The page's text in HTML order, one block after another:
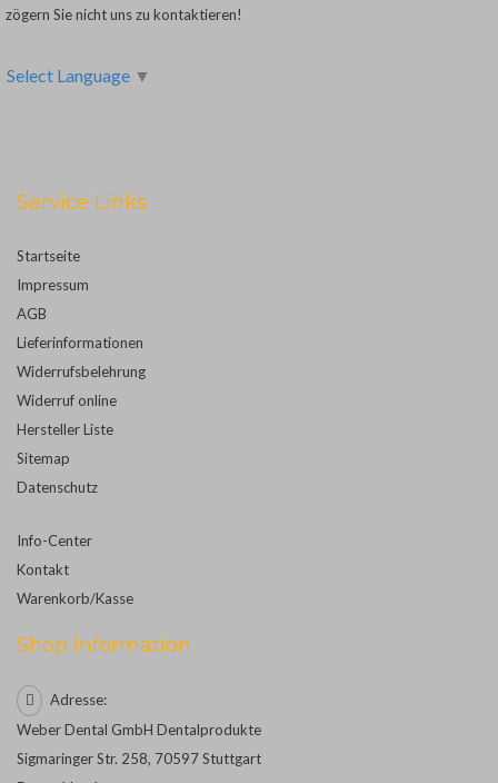
zögern Sie nicht uns zu kontaktieren!
Select Language ▼
Service Links
Startseite
Impressum
AGB
Lieferinformationen
Widerrufsbelehrung
Widerruf online
Hersteller Liste
Sitemap
Datenschutz
Info-Center
Kontakt
Warenkorb/Kasse
Shop Information
Adresse:
Weber Dental GmbH Dentalprodukte
Sigmaringer Str. 258, 70597 Stuttgart